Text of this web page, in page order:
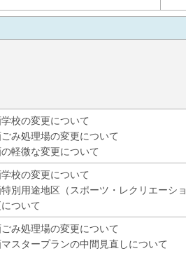
校の変更について
み処理場の変更について
軽微な変更について
校の変更について
別用途地区（スポーツ・レクリエーショ
ついて
み処理場の変更について
スタープランの中間見直しについて